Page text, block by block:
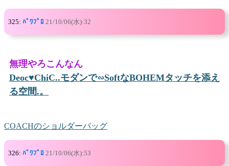
325: ﾊﾟﾜﾌﾟﾛ 21/10/06(水):32
無理やろこんなん
Deoc♥ChiC..モダンで∽SoftなBOHEMタッチを添え
る空間.。
COACHのショルダーバッグ
326: ﾊﾟﾜﾌﾟﾛ 21/10/06(水):53